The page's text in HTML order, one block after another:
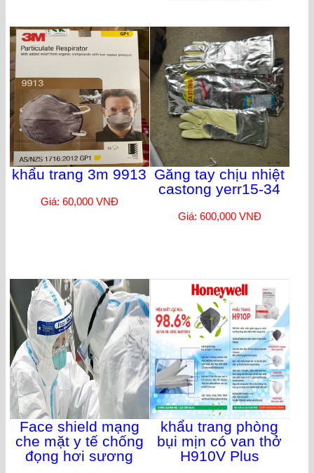
khẩu trang 3m 9913
Giá: 60,000 VNĐ
Găng tay chịu nhiệt
castong yerr15-34
Giá: 600,000 VNĐ
Face shield mạng
che mặt y tế chống
đọng hơi sương
khẩu trang phòng
bụi mịn có van thở
H910V Plus